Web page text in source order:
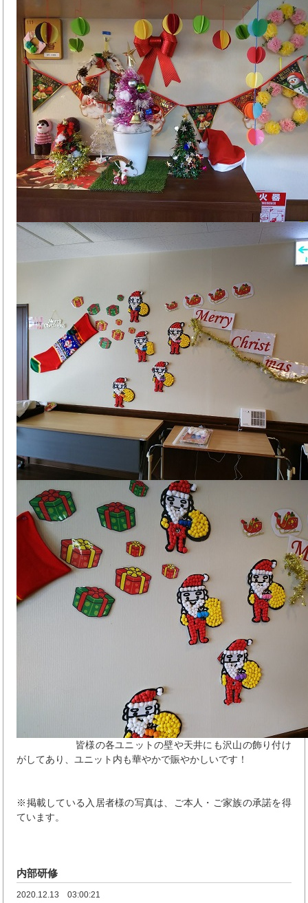
皆様の各ユニットの壁や天井にも沢山の飾り付け
がしてあり、ユニット内も華やかで賑やかしいです！
※掲載している入居者様の写真は、ご本人・ご家族の承諾を得
ています。
内部研修
2020.12.13 03:00:21